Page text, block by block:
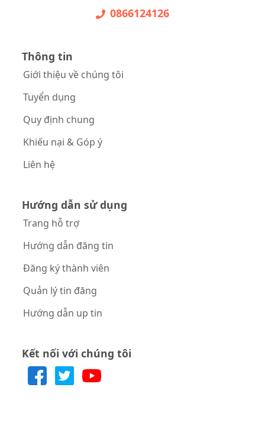
0866124126
Thông tin
Giới thiệu về chúng tôi
Tuyển dụng
Quy định chung
Khiếu nại & Góp ý
Liên hệ
Hướng dẫn sử dụng
Trang hỗ trợ
Hướng dẫn đăng tin
Đăng ký thành viên
Quản lý tin đăng
Hướng dẫn up tin
Kết nối với chúng tôi